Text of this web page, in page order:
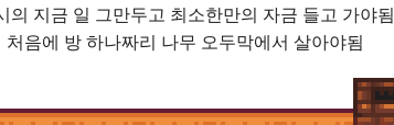
의 지금 일 그만두고 최소한만의 자금 들고 가야됨
처음에 방 하나짜리 나무 오두막에서 살아야됨